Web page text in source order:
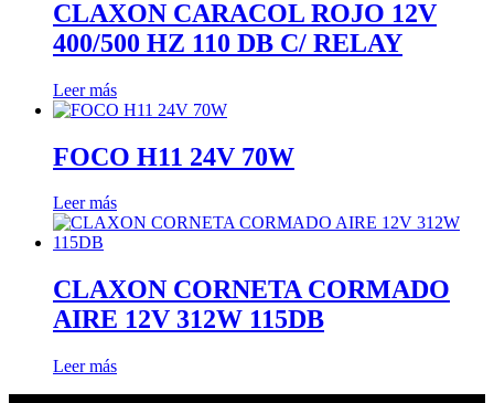
CLAXON CARACOL ROJO 12V
400/500 HZ 110 DB C/ RELAY
Leer más
FOCO H11 24V 70W
Leer más
CLAXON CORNETA CORMADO
AIRE 12V 312W 115DB
Leer más